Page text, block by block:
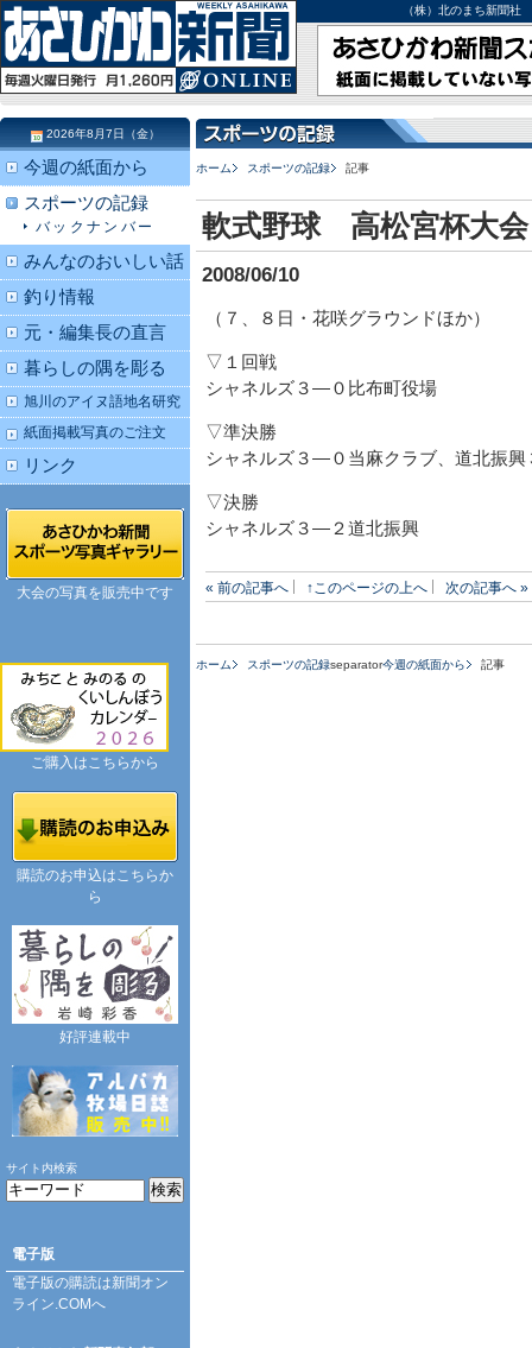
（株）北のまち新聞
ホーム スポーツの記録 記事
軟式野球 高松宮杯大会
2008/06/10
（７、８日・花咲グラウンドほか）
▽１回戦
シャネルズ３―０比布町役場
▽準決勝
シャネルズ３―０当麻クラブ、道北振
▽決勝
シャネルズ３―２道北振興
« 前の記事へ ↑このページの上へ 次の記事へ »
ホーム スポーツの記録separator今週の紙面から 記事
2026年8月7日（金）
今週の紙面から
スポーツの記録
バックナンバー
みんなのおいしい話
釣り情報
元・編集長の直言
暮らしの隅を彫る
旭川のアイヌ語地名研究
紙面掲載写真のご注文
リンク
大会の写真を販売中です
ご購入はこちらから
購読のお申込はこちらか
ら
好評連載中
サイト内検索
電子版
電子版の購読は新聞オン
ライン.COMへ